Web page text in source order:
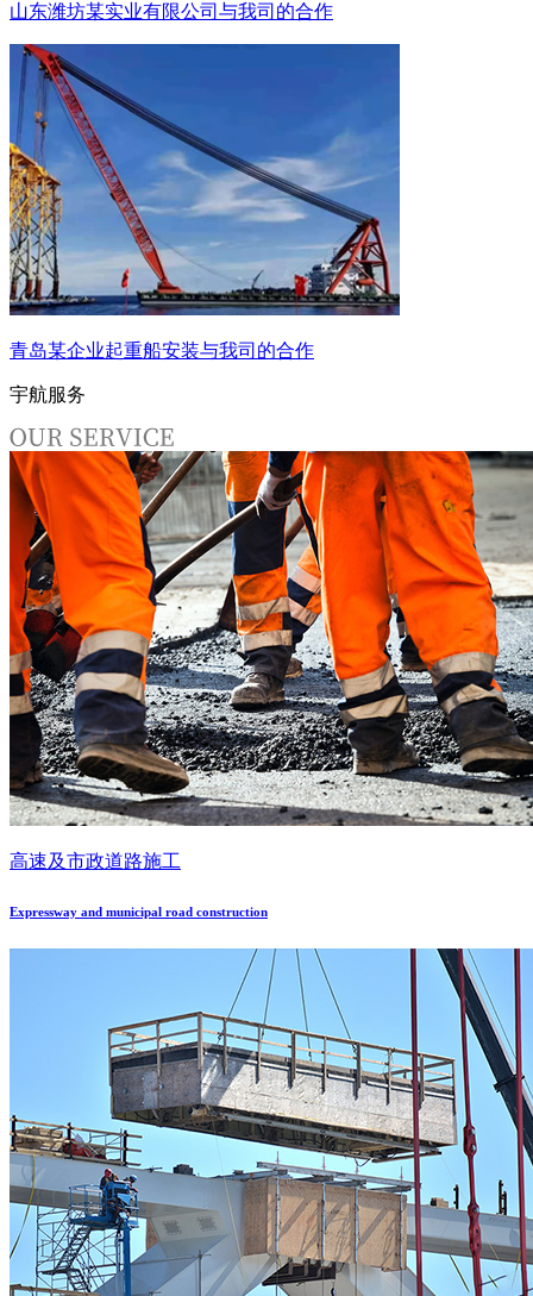
山东潍坊某实业有限公司与我司的合作
青岛某企业起重船安装与我司的合作
宇航服务
高速及市政道路施工
Expressway and municipal road construction